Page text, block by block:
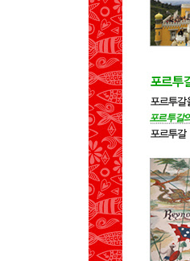
MAP
SEE
EAT
BUY
리스보아 숙박
리스보아 근교
01 신트라
PREVIEW